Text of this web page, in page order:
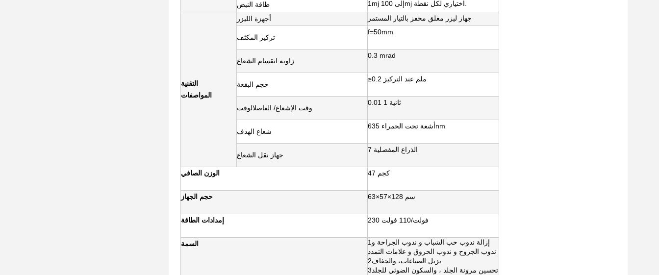
طاقة النبض
التقنية
المواصفات
أجهزة الليزر جهاز ليزر مغلق محفز بالتيار المستمر
تركيز المكثف
f=50mm
زاوية انقسام الشعاع
0.3 mrad
حجم البقعة
≥0.2 ملم عند التركيز
وقت الإشعاع/ الفاصلالوقت
0.01 1 ثانية
شعاع الهدف
أشعة تحت الحمراء 635nm
جهاز نقل الشعاع
7 الذراع المفصلية
الوزن الصافي 47 كجم
حجم الجهاز 63×57×128 سم
إمدادات الطاقة 230 فولت/110 فولت
السمة
1إزالة ندوب حب الشباب و ندوب الجراحة و
ندوب الجروح و ندوب الحروق و علامات التمدد
2يزيل الصباغات، والجفاف
3تحسين مرونة الجلد ، والسكون الضوئي للجلد